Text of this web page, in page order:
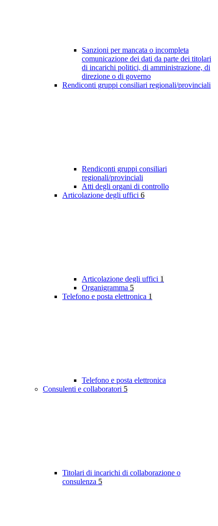
Sanzioni per mancata o incompleta
comunicazione dei dati da parte dei titolari
di incarichi politici, di amministrazione, di
direzione o di governo
Rendiconti gruppi consiliari regionali/provinciali
Rendiconti gruppi consiliari
regionali/provinciali
Atti degli organi di controllo
Articolazione degli uffici 6
Articolazione degli uffici 1
Organigramma 5
Telefono e posta elettronica 1
Telefono e posta elettronica
Consulenti e collaboratori 5
Titolari di incarichi di collaborazione o
consulenza 5